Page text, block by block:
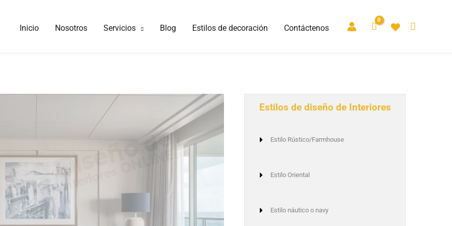
Inicio Nosotros Servicios Blog Estilos de decoración Contáctenos
Estilos de diseño de Interiores
Estilo Rústico/Farmhouse
Estilo Oriental
Estilo náutico o navy